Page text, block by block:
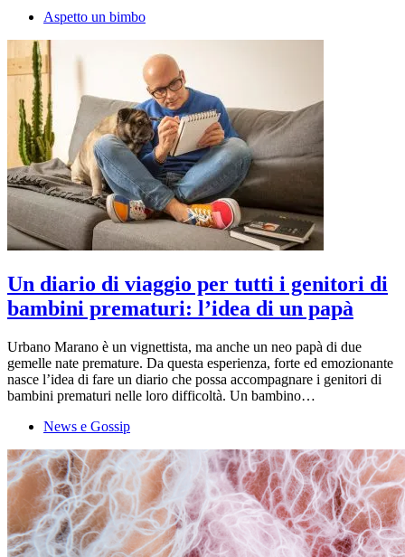
Aspetto un bimbo
Un diario di viaggio per tutti i genitori di
bambini prematuri: l’idea di un papà
Urbano Marano è un vignettista, ma anche un neo papà di due
gemelle nate premature. Da questa esperienza, forte ed emozionante
nasce l’idea di fare un diario che possa accompagnare i genitori di
bambini prematuri nelle loro difficoltà. Un bambino…
News e Gossip